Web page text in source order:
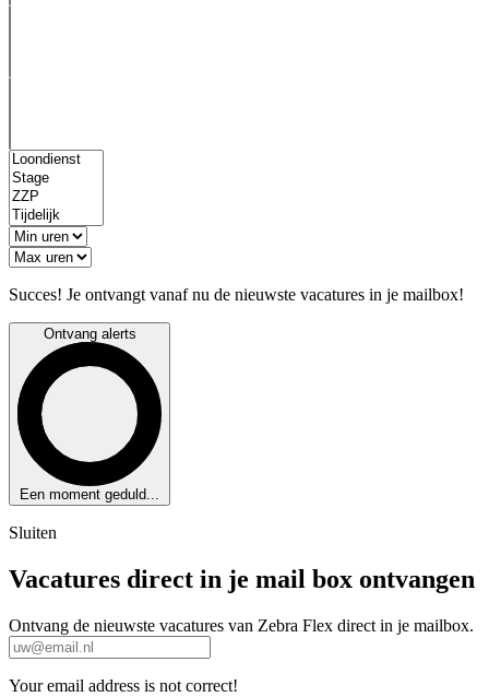
Succes! Je ontvangt vanaf nu de nieuwste vacatures in je mailbox!
Ontvang alerts
Een moment geduld...
Sluiten
Vacatures direct in je mail box ontvangen
Ontvang de nieuwste vacatures van Zebra Flex direct in je mailbox.
Your email address is not correct!